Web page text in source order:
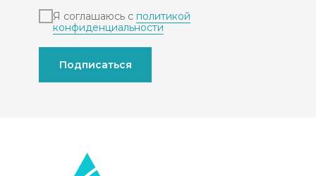
Я соглашаюсь с политикой
конфиденциальности
Подписаться